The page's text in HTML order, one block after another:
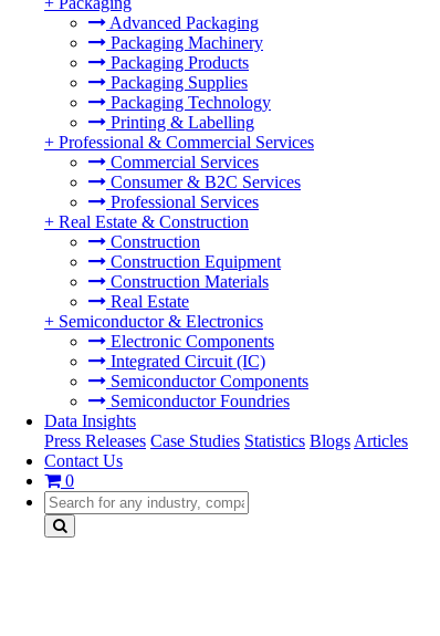
Advanced Packaging
Packaging Machinery
Packaging Products
Packaging Supplies
Packaging Technology
Printing & Labelling
+ Professional & Commercial Services
Commercial Services
Consumer & B2C Services
Professional Services
+ Real Estate & Construction
Construction
Construction Equipment
Construction Materials
Real Estate
+ Semiconductor & Electronics
Electronic Components
Integrated Circuit (IC)
Semiconductor Components
Semiconductor Foundries
Data Insights
Press Releases Case Studies Statistics Blogs Articles
Contact Us
0